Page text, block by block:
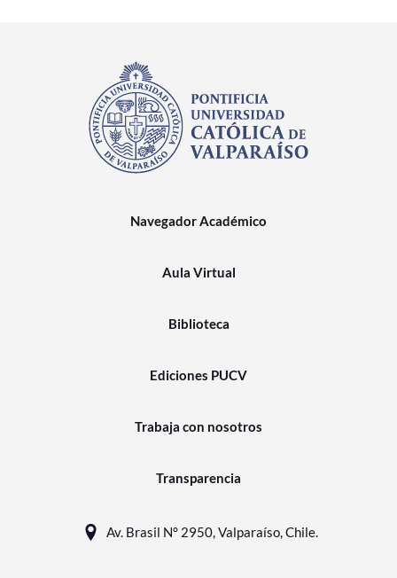
Navegador Académico
Aula Virtual
Biblioteca
Ediciones PUCV
Trabaja con nosotros
Transparencia
Av. Brasil N° 2950, Valparaíso, Chile.